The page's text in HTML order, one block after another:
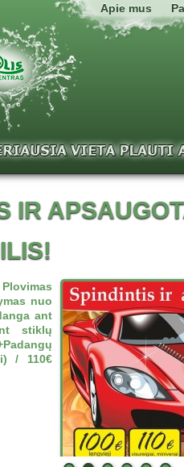
Apie mus
IR
nuo
ant
stiklų
/ 110€